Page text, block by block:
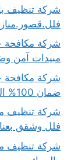
مبيدات آمن وضمان
ضمان 100% الحماية الكاملة لمنزلك
فلل وشقق بعناية 100% تواصل